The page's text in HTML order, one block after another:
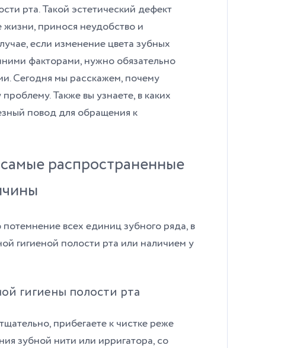
рта. Такой эстетический дефект
жизни, принося неудобство и
если изменение цвета зубных
факторами, нужно обязательно
Сегодня мы расскажем, почему
Также вы узнаете, в каких
повод для обращения к
распространенные
всех единиц зубного ряда, в
гигиеной полости рта или наличием у
гигиены полости рта
прибегаете к чистке реже
зубной нити или ирригатора, со